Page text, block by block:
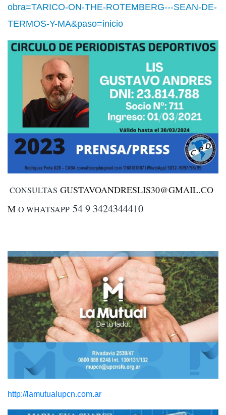
obra=TARICO-ON-THE-ROTEMBERG---SEAN-DE-
TERMOS-Y-MA&paso=inicio
CONSULTAS GUSTAVOANDRESLIS30@GMAIL.CO
M O WHATSAPP 54 9 3424344410
http://lamutualupcn.com.ar